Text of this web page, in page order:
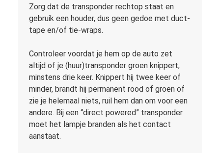
Zorg dat de transponder rechtop staat en
gebruik een houder, dus geen gedoe met duct-
tape en/of tie-wraps.
Controleer voordat je hem op de auto zet
altijd of je (huur)transponder groen knippert,
minstens drie keer. Knippert hij twee keer of
minder, brandt hij permanent rood of groen of
zie je helemaal niets, ruil hem dan om voor een
andere. Bij een “direct powered” transponder
moet het lampje branden als het contact
aanstaat.